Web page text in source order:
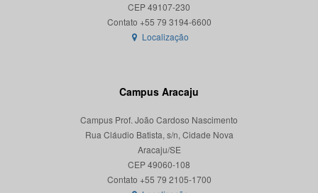
CEP 49107-230
Localização
Campus Aracaju
Campus Prof. João Cardoso Nascimento
Rua Cláudio Batista, s/n, Cidade Nova
Aracaju/SE
CEP 49060-108